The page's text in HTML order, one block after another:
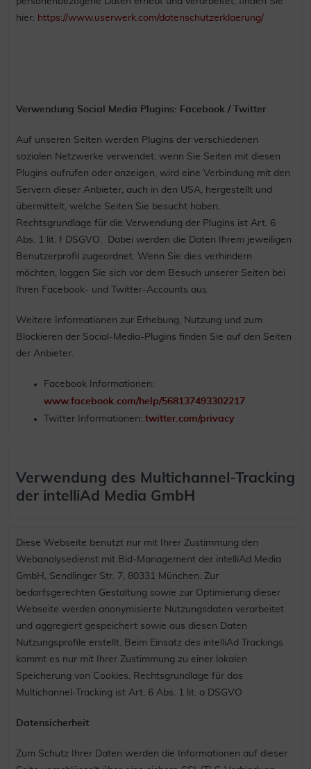
hier: https://www.userwerk.com/datenschutzerklaerung/
Verwendung Social Media Plugins: Facebook / Twitter
Auf unseren Seiten werden Plugins der verschiedenen
sozialen Netzwerke verwendet, wenn Sie Seiten mit diesen
Plugins aufrufen oder anzeigen, wird eine Verbindung mit den
Servern dieser Anbieter, auch in den USA, hergestellt und
übermittelt, welche Seiten Sie besucht haben.
Rechtsgrundlage für die Verwendung der Plugins ist Art. 6
Abs. 1 lit. f DSGVO. Dabei werden die Daten Ihrem jeweiligen
Benutzerprofil zugeordnet. Wenn Sie dies verhindern
möchten, loggen Sie sich vor dem Besuch unserer Seiten bei
Ihren Facebook- und Twitter-Accounts aus.
Weitere Informationen zur Erhebung, Nutzung und zum
Blockieren der Social-Media-Plugins finden Sie auf den Seiten
der Anbieter.
Facebook Informationen:
www.facebook.com/help/568137493302217
Twitter Informationen: twitter.com/privacy
Verwendung des Multichannel-Tracking
der intelliAd Media GmbH
Diese Webseite benutzt nur mit Ihrer Zustimmung den
Webanalysedienst mit Bid-Management der intelliAd Media
GmbH, Sendlinger Str. 7, 80331 München. Zur
bedarfsgerechten Gestaltung sowie zur Optimierung dieser
Webseite werden anonymisierte Nutzungsdaten verarbeitet
und aggregiert gespeichert sowie aus diesen Daten
Nutzungsprofile erstellt. Beim Einsatz des intelliAd Trackings
kommt es nur mit Ihrer Zustimmung zu einer lokalen
Speicherung von Cookies. Rechtsgrundlage für das
Multichannel-Tracking ist Art. 6 Abs. 1 lit. a DSGVO
Datensicherheit
Zum Schutz Ihrer Daten werden die Informationen auf dieser